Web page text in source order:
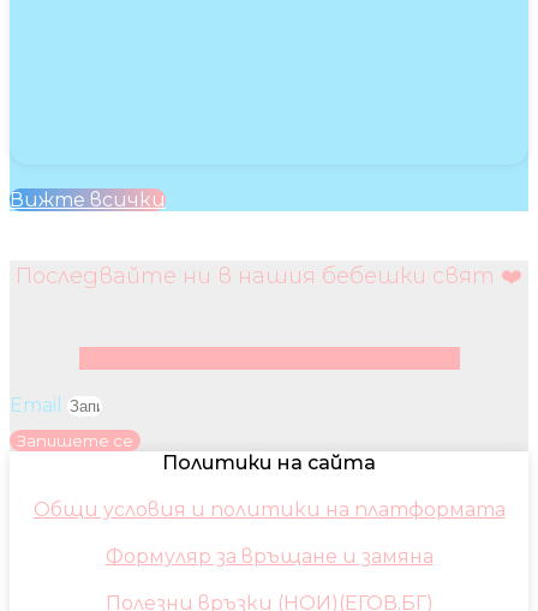
Вижте всички
Последвайте ни в нашия бебешки свят ❤️
Email
Запишете се
Политики на сайта
Общи условия и политики на платформата
Формуляр за връщане и замяна
Полезни връзки (НОИ)(ЕГОВ.БГ)